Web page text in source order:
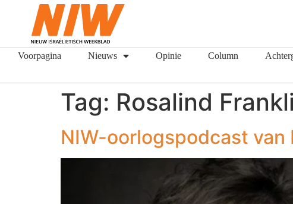
Voorpagina Nieuws Opinie Column
Tag: Rosalind
NIW-oorlogspodcast van